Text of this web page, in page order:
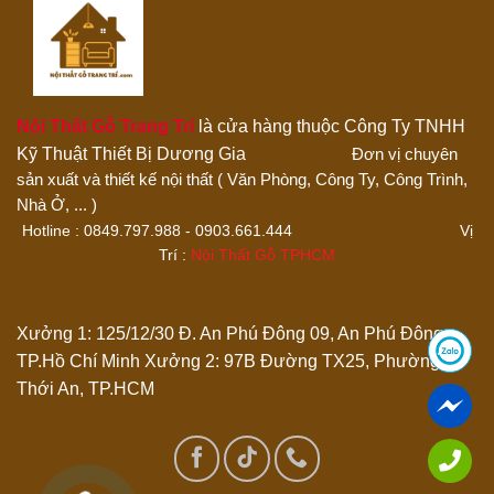
Thêm ảnh đánh giá
Email*
Lưu tên của tôi, email, và trang web trong trình duyệt này
Nội Thất Gỗ Trang Trílà cửa hàng thuộc Công Ty TNHH
Kỹ Thuật Thiết Bị Dương Gia
Đơn vị chuyên
sản xuất và thiết kế nội thất ( Văn Phòng, Công Ty, Công Trình,
Nhà Ở, ... )
Hotline : 0849.797.988 - 0903.661.444 Vị
Trí : Nội Thất Gỗ TPHCM
Xưởng 1: 125/12/30 Đ. An Phú Đông 09, An Phú Đông,
TP.Hồ Chí Minh Xưởng 2: 97B Đường TX25, Phường
Thới An, TP.HCM